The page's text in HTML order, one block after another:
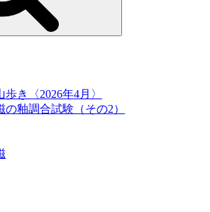
き〈2026年4月〉
の釉調合試験（その2）